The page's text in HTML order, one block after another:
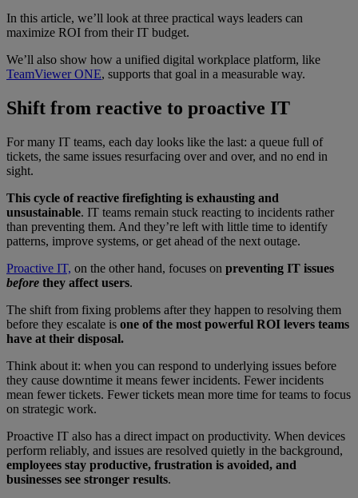
In this article, we’ll look at three practical ways leaders can
maximize ROI from their IT budget.
We’ll also show how a unified digital workplace platform, like
TeamViewer ONE, supports that goal in a measurable way.
Shift from reactive to proactive IT
For many IT teams, each day looks like the last: a queue full of
tickets, the same issues resurfacing over and over, and no end in
sight.
This cycle of reactive firefighting is exhausting and
unsustainable. IT teams remain stuck reacting to incidents rather
than preventing them. And they’re left with little time to identify
patterns, improve systems, or get ahead of the next outage.
Proactive IT, on the other hand, focuses on preventing IT issues
before they affect users.
The shift from fixing problems after they happen to resolving them
before they escalate is one of the most powerful ROI levers teams
have at their disposal.
Think about it: when you can respond to underlying issues before
they cause downtime it means fewer incidents. Fewer incidents
mean fewer tickets. Fewer tickets mean more time for teams to focus
on strategic work.
Proactive IT also has a direct impact on productivity. When devices
perform reliably, and issues are resolved quietly in the background,
employees stay productive, frustration is avoided, and
businesses see stronger results.